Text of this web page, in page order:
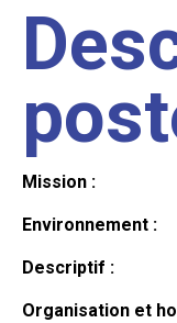
Mission :
Environnement :
Descriptif :
Organisation et